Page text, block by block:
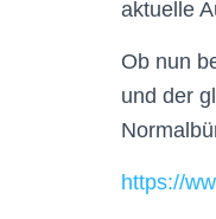
aktuelle
Ob nun
und der
https://